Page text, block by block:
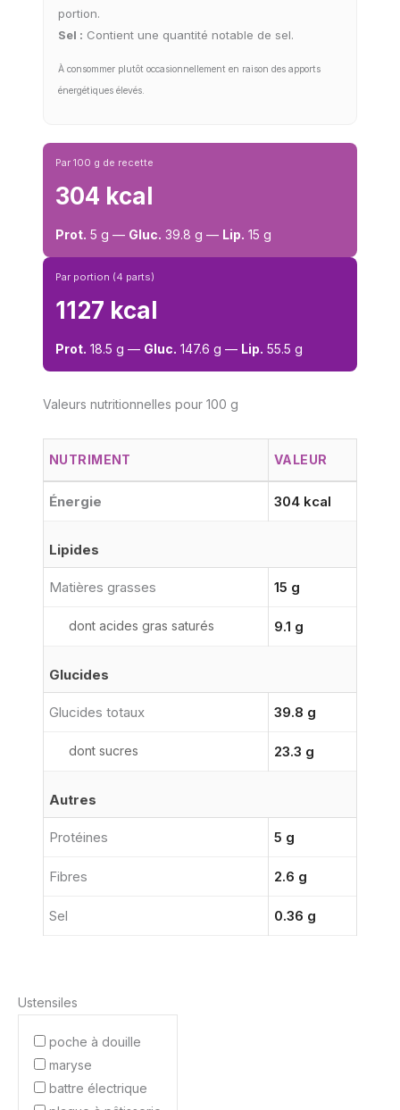
portion.
Sel : Contient une quantité notable de sel.
À consommer plutôt occasionnellement en raison des apports
énergétiques élevés.
Par 100 g de recette
304 kcal
Prot. 5 g — Gluc. 39.8 g — Lip. 15 g
Par portion (4 parts)
1127 kcal
Prot. 18.5 g — Gluc. 147.6 g — Lip. 55.5 g
Valeurs nutritionnelles pour 100 g
NUTRIMENT VALEUR
Énergie 304 kcal
Lipides
Matières grasses 15 g
dont acides gras saturés 9.1 g
Glucides
Glucides totaux 39.8 g
dont sucres 23.3 g
Autres
Protéines 5 g
Fibres 2.6 g
Sel 0.36 g
Ustensiles
poche à douille
maryse
battre électrique